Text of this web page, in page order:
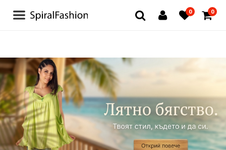
0 0
БЕЛЬО
ЧОРАПИ И ЧОРАПОГАЩИ
ТЕНИСКИ
ДРУГИ